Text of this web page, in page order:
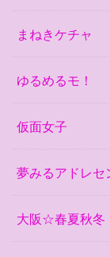
まねきケチャ
ゆるめるモ！
仮面女子
夢みるアドレセ
大阪☆春夏秋冬